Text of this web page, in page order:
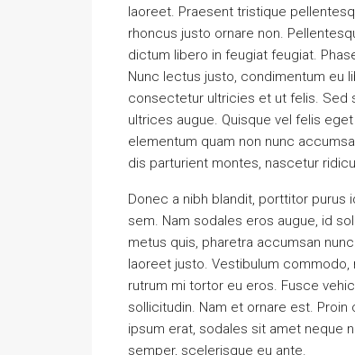
laoreet. Praesent tristique
rhoncus justo ornare non.
dictum libero in feugiat feugiat.
Nunc lectus justo, condimentum eu
consectetur ultricies et ut felis. Sed
ultrices augue. Quisque vel felis
elementum quam non nunc
dis parturient montes, nascetur
Donec a nibh blandit, porttitor purus
sem. Nam sodales eros augue, id
metus quis, pharetra accumsan
laoreet justo. Vestibulum commodo,
rutrum mi tortor eu eros. Fusce
sollicitudin. Nam et ornare est.
ipsum erat, sodales sit amet neque
semper, scelerisque eu ante.